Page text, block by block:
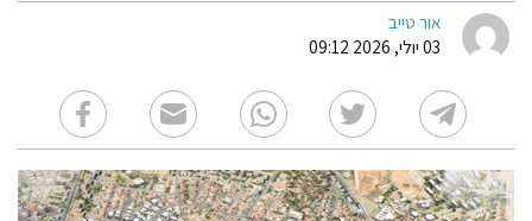
אור טייב
03 יולי, 2026 09:12